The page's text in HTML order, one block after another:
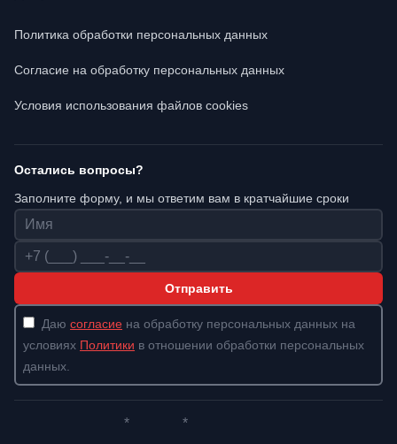
Политика обработки персональных данных
Согласие на обработку персональных данных
Условия использования файлов cookies
Остались вопросы?
Заполните форму, и мы ответим вам в кратчайшие сроки
Имя
Телефон
Отправить
Даю согласие на обработку персональных данных на
условиях Политики в отношении обработки персональных
данных.
* *